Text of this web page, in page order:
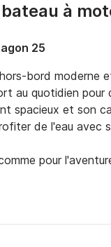
à
25
bord moderne
au quotidien pour
spacieux et son
de l'eau avec
pour
à bord. Que vous